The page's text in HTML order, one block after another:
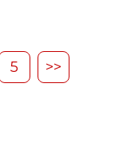
5 >>